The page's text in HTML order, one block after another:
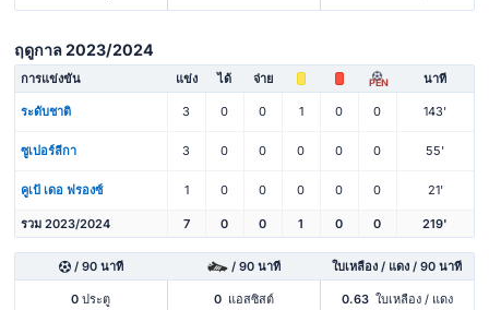
ฤดูกาล 2023/2024
การแข่งขัน แข่ง ได้ จ่าย PEN นาที
ระดับชาติ 3 0 0 1 0 0 143'
ซูเปอร์ลีกา 3 0 0 0 0 0 55'
คูเป้ เดอ ฟรองซ์ 1 0 0 0 0 0 21'
รวม 2023/2024 7 0 0 1 0 0 219'
/ 90 นาที / 90 นาที ใบเหลือง / แดง / 90 นาที
0 ประตู 0 แอสซิสต์ 0.63 ใบเหลือง / แดง